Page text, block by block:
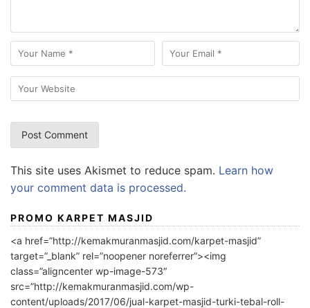
This site uses Akismet to reduce spam. Learn how
your comment data is processed.
PROMO KARPET MASJID
<a href=”http://kemakmuranmasjid.com/karpet-masjid”
target=”_blank” rel=”noopener noreferrer”><img
class=”aligncenter wp-image-573″
src=”http://kemakmuranmasjid.com/wp-
content/uploads/2017/06/jual-karpet-masjid-turki-tebal-roll-